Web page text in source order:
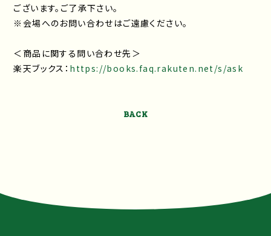
ございます。ご了承下さい。
※会場へのお問い合わせはご遠慮ください。
＜商品に関する問い合わせ先＞
楽天ブックス： https://books.faq.rakuten.net/s/ask
BACK